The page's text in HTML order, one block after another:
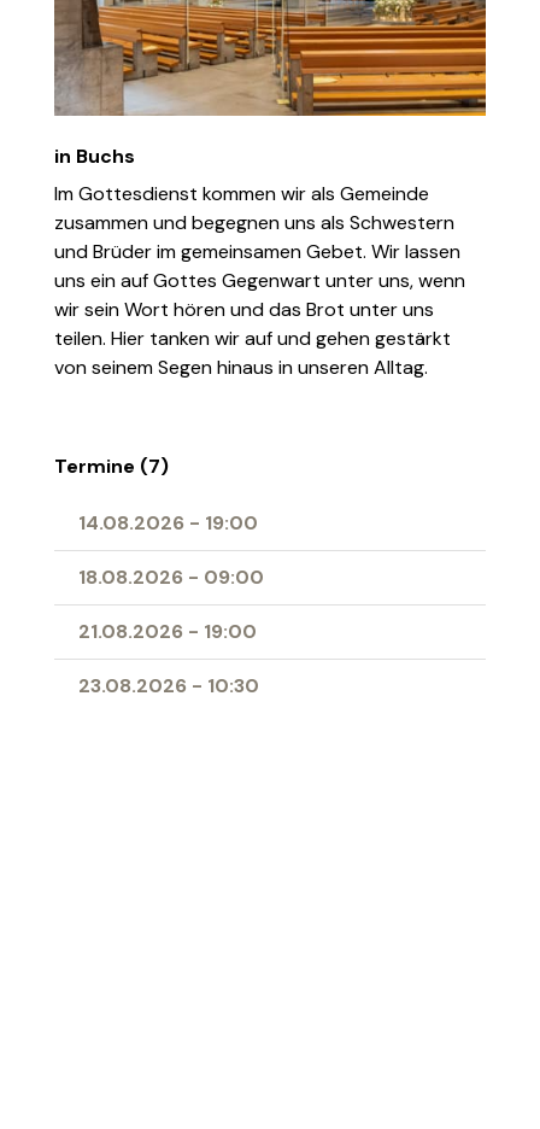
in Buchs
Im Gottesdienst kommen wir als Gemeinde
zusammen und begegnen uns als Schwestern
und Brüder im gemeinsamen Gebet. Wir lassen
uns ein auf Gottes Gegenwart unter uns, wenn
wir sein Wort hören und das Brot unter uns
teilen. Hier tanken wir auf und gehen gestärkt
von seinem Segen hinaus in unseren Alltag.
Termine (7)
14.08.2026 - 19:00
18.08.2026 - 09:00
21.08.2026 - 19:00
23.08.2026 - 10:30